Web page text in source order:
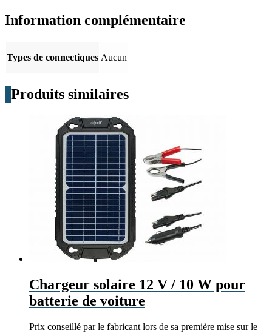
Information complémentaire
Types de connectiques Aucun
Produits similaires
Chargeur solaire 12 V / 10 W pour
batterie de voiture
Prix conseillé par le fabricant lors de sa première mise sur le